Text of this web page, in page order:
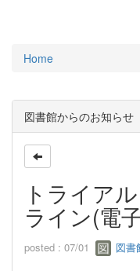
Home
図書館からのお知らせ
トライア
ライン(電
posted : 07/01 図書